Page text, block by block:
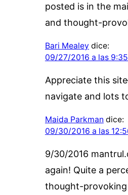
posted is in the
and thought-
Bari Mealey dice:
09/27/2016 a las
Appreciate this
navigate and lots
Maida Parkman dice:
09/30/2016 a las
9/30/2016
again! Quite a
thought-provoking